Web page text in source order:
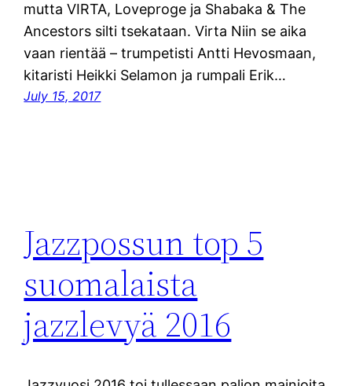
mutta VIRTA, Loveproge ja Shabaka & The
Ancestors silti tsekataan. Virta Niin se aika
vaan rientää – trumpetisti Antti Hevosmaan,
kitaristi Heikki Selamon ja rumpali Erik…
July 15, 2017
Jazzpossun top 5
suomalaista
jazzlevyä 2016